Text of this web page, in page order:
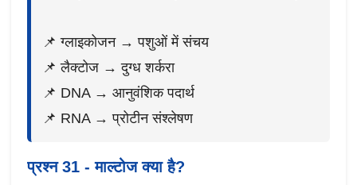
📌 ग्लाइकोजन → पशुओं में संचय
📌 लैक्टोज → दुग्ध शर्करा
📌 DNA → आनुवंशिक पदार्थ
📌 RNA → प्रोटीन संश्लेषण
प्रश्न 31 - माल्टोज क्या है?